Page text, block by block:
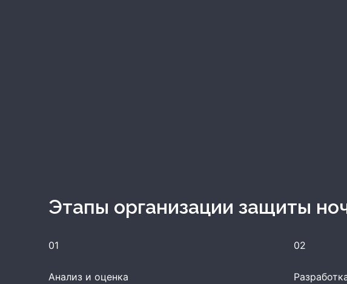
Этапы организации защиты
01
Анализ и оценка
02